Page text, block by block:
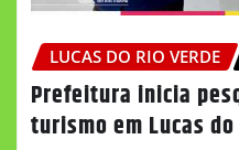
LUCAS DO RIO VERDE
Prefeitura inicia
turismo em Lucas